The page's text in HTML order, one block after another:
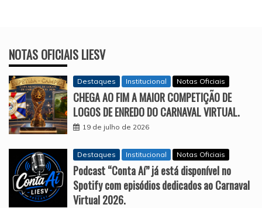
NOTAS OFICIAIS LIESV
Destaques Institucional Notas Oficiais
CHEGA AO FIM A MAIOR COMPETIÇÃO DE
LOGOS DE ENREDO DO CARNAVAL VIRTUAL.
19 de julho de 2026
Destaques Institucional Notas Oficiais
Podcast “Conta Aí” já está disponível no
Spotify com episódios dedicados ao Carnaval
Virtual 2026.